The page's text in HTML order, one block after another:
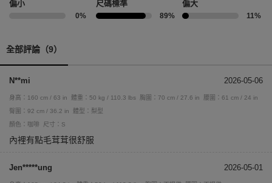
偏小
0%
尺碼標準
89%
偏大
11%
全部評論（9）
N**mi 2026-05-06
身高：160 cm / 63 in 體重：50 kg / 110.3 lbs 胸圍：70 cm / 27.6 in
腰圍：61 cm / 24 in
臀圍：92 cm / 36.2 in
體型：梨型
顏色：咖啡
尺寸：S
內裡有點毛茸茸很舒服
Jen*****ung 2026-05-01